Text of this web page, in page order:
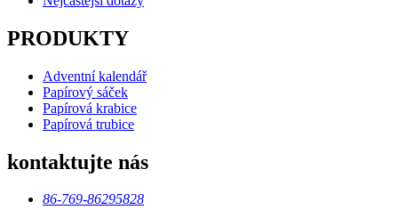
PRODUKTY
Adventní kalendář
Papírový sáček
Papírová krabice
Papírová trubice
kontaktujte nás
86-769-86295828